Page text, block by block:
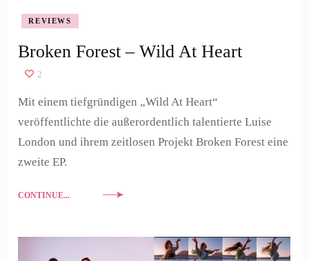
REVIEWS
Broken Forest – Wild At Heart
2
Mit einem tiefgründigen „Wild At Heart“
veröffentlichte die außerordentlich talentierte Luise
London und ihrem zeitlosen Projekt Broken Forest eine
zweite EP.
CONTINUE...